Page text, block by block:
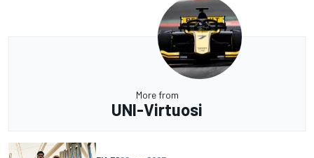
More from
UNI-Virtuosi